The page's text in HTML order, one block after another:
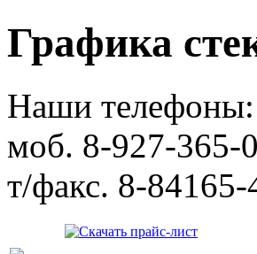
Графика
Наши телефоны:
моб. 8-927-365-
т/факс. 8-84165-